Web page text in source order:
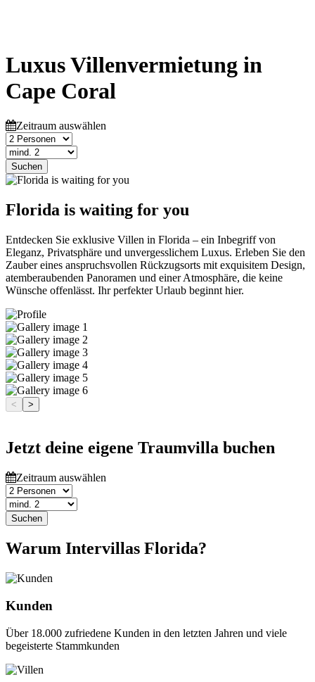
Luxus Villenvermietung in
Cape Coral
Zeitraum auswählen
Suchen
Florida is waiting for you
Entdecken Sie exklusive Villen in Florida – ein Inbegriff von
Eleganz, Privatsphäre und unvergesslichem Luxus. Erleben Sie den
Zauber eines anspruchsvollen Rückzugsorts mit exquisitem Design,
atemberaubenden Panoramen und einer Atmosphäre, die keine
Wünsche offenlässt. Ihr perfekter Urlaub beginnt hier.
< >
Jetzt deine eigene Traumvilla buchen
Zeitraum auswählen
Suchen
Warum Intervillas Florida?
Kunden
Über 18.000 zufriedene Kunden in den letzten Jahren und viele
begeisterte Stammkunden